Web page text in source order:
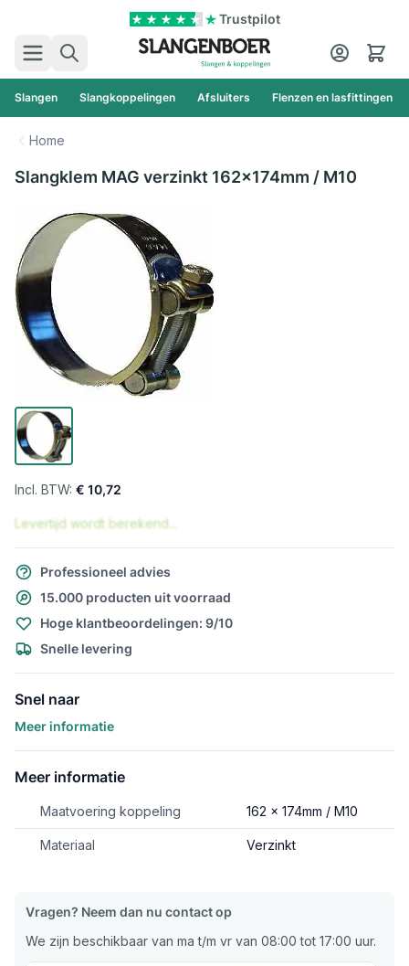
Trustpilot
Zoek
Cart
Slangen Slangkoppelingen Afsluiters Flenzen en lasfittingen
Home
Slangklem MAG verzinkt 162x174mm / M10
€ 10,72
Levertijd wordt berekend...
Professioneel advies
15.000 producten uit voorraad
Hoge klantbeoordelingen: 9/10
Snelle levering
Snel naar
Meer informatie
Meer informatie
Maatvoering koppeling 162 x 174mm / M10
Materiaal Verzinkt
Vragen? Neem dan nu contact op
We zijn beschikbaar van ma t/m vr van 08:00 tot 17:00 uur.